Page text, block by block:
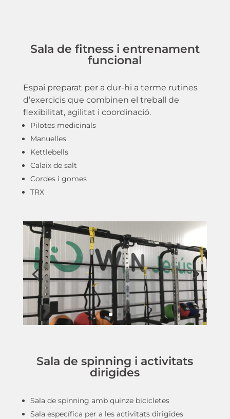
Sala de fitness i entrenament
funcional
Espai preparat per a dur-hi a terme rutines
d’exercicis que combinen el treball de
flexibilitat, agilitat i coordinació.
Pilotes medicinals
Manuelles
Kettlebells
Calaix de salt
Cordes i gomes
TRX
Sala de spinning i activitats
dirigides
Sala de spinning amb quinze bicicletes
Sala específica per a les activitats dirigides